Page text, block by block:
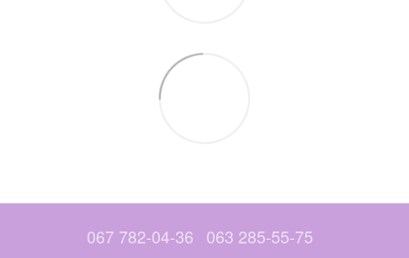
067 782-04-36 063 285-55-75